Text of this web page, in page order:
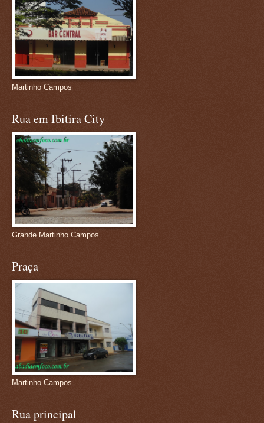
Martinho Campos
Rua em Ibitira City
Grande Martinho Campos
Praça
Martinho Campos
Rua principal